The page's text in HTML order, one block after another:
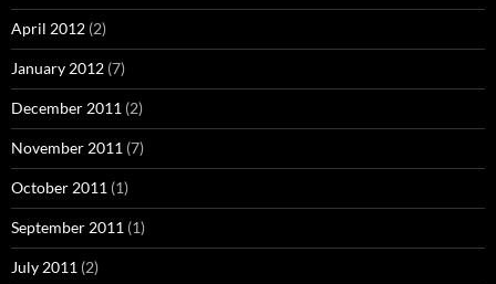
April 2012 (2)
January 2012 (7)
December 2011 (2)
November 2011 (7)
October 2011 (1)
September 2011 (1)
July 2011 (2)